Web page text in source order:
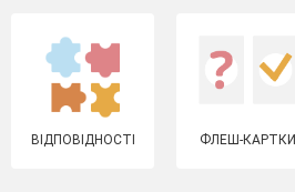
ВІДПОВІДНОСТІ ФЛЕШ-КАРТКИ